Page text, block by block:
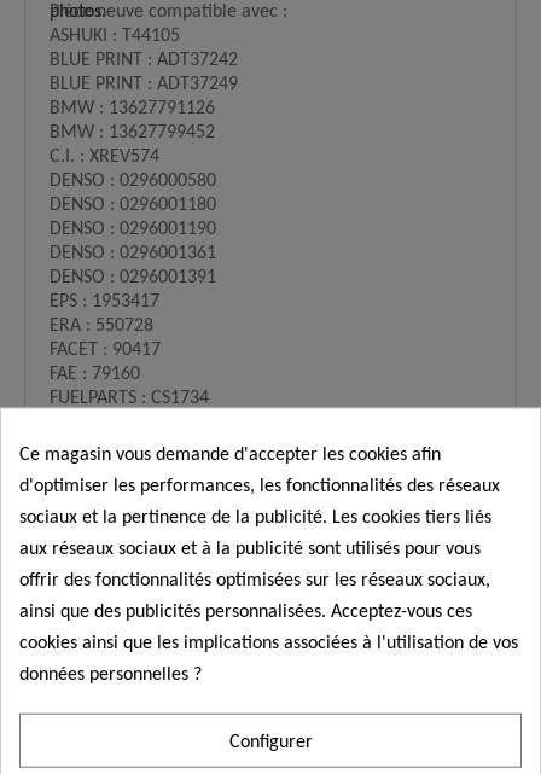
photos.
Pièce neuve compatible avec :
ASHUKI : T44105
BLUE PRINT : ADT37242
BLUE PRINT : ADT37249
BMW : 13627791126
BMW : 13627799452
C.I. : XREV574
DENSO : 0296000580
DENSO : 0296001180
DENSO : 0296001190
DENSO : 0296001361
DENSO : 0296001391
EPS : 1953417
ERA : 550728
FACET : 90417
FAE : 79160
FUELPARTS : CS1734
INTERMOTOR : 17129
MINI : 13627791126
MINI : 13627799452
MOTAQUIP : LVCP199
NISSAN : 237318H800
OPEL : 6235614
RENAULT : 7701052664
SAAB : 5951819
TOYOTA : 1931178060
TOYOTA : 9091905053
TOYOTA : 9091905063
CONFORMITÉ PIÈCES D'ORIGINE
Nos pièces automobiles sont toutes conformes aux
Ce magasin vous demande d'accepter les cookies afin
d'optimiser les performances, les fonctionnalités des réseaux
sociaux et la pertinence de la publicité. Les cookies tiers liés
aux réseaux sociaux et à la publicité sont utilisés pour vous
offrir des fonctionnalités optimisées sur les réseaux sociaux,
ainsi que des publicités personnalisées. Acceptez-vous ces
cookies ainsi que les implications associées à l'utilisation de vos
données personnelles ?
Configurer